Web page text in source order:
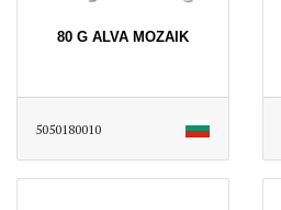
80 G ALVA MOZAIK
5050180010